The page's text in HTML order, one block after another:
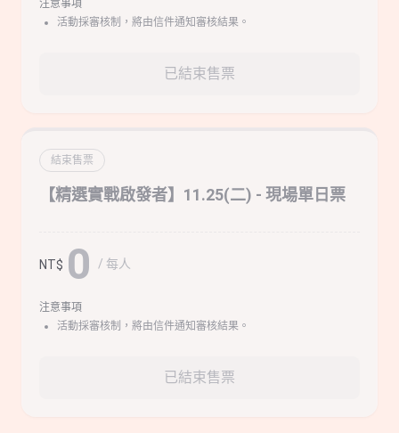
注意事項
活動採審核制，將由信件通知審核結果。
已結束售票
結束售票
【精選實戰啟發者】11.25(二) - 現場單日票
NT$ 0 / 每人
注意事項
活動採審核制，將由信件通知審核結果。
已結束售票